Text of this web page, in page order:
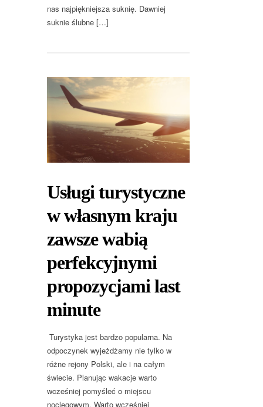
nas najpiękniejsza suknię. Dawniej
suknie ślubne […]
Usługi turystyczne
w własnym kraju
zawsze wabią
perfekcyjnymi
propozycjami last
minute
Turystyka jest bardzo popularna. Na
odpoczynek wyjeżdżamy nie tylko w
różne rejony Polski, ale i na całym
świecie. Planując wakacje warto
wcześniej pomyśleć o miejscu
noclegowym. Warto wcześniej